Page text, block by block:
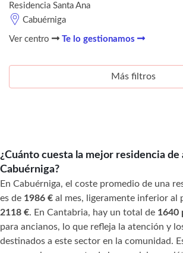
Residencia Santa Ana
Cabuérniga
Ver centro Te lo gestionamos
Más filtros
¿Cuánto cuesta la mejor residencia de
Cabuérniga?
En Cabuérniga, el coste promedio de una
es de 1986 € al mes, ligeramente inferior al
2118 €. En Cantabria, hay un total de 1640
para ancianos, lo que refleja la atención y
destinados a este sector en la comunidad.